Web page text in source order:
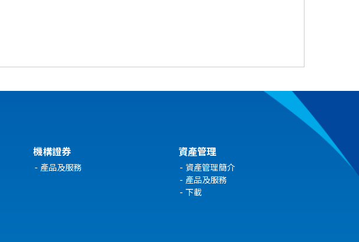
機構證券
產品及服務
資產管理
資產管理簡介
產品及服務
下載